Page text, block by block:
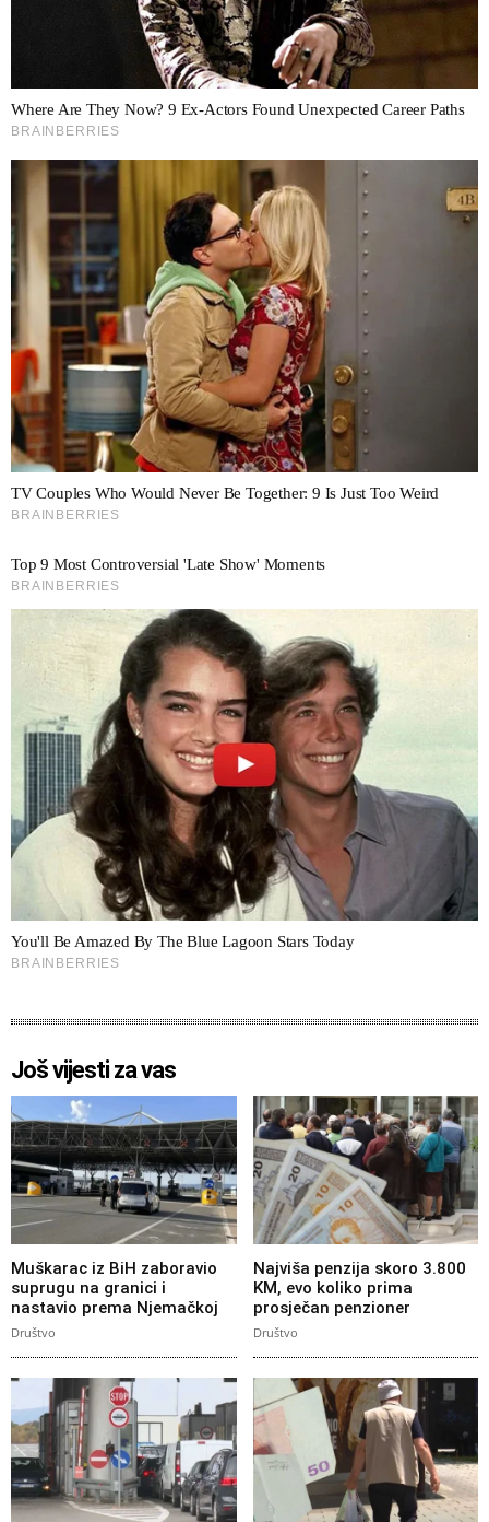
Još vijesti za vas
Muškarac iz BiH zaboravio
suprugu na granici i
nastavio prema Njemačkoj
Društvo
Najviša penzija skoro 3.800
KM, evo koliko prima
prosječan penzioner
Društvo